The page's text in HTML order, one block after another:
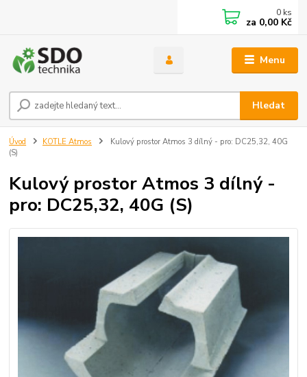
Menu
Hledat
0 ks
za 0,00 Kč
Úvod KOTLE Atmos
Kulový prostor Atmos 3 dílný - pro: DC25,32, 40G
(S)
Kulový prostor Atmos 3 dílný -
pro: DC25,32, 40G (S)